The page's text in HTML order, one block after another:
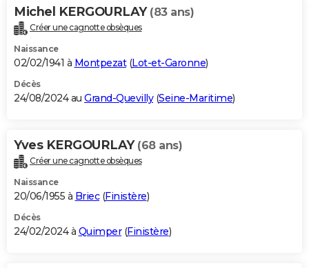
Michel KERGOURLAY (83 ans)
Créer une cagnotte obsèques
Naissance
02/02/1941 à Montpezat(Lot-et-Garonne)
Décès
24/08/2024 au Grand-Quevilly(Seine-Maritime)
Yves KERGOURLAY (68 ans)
Créer une cagnotte obsèques
Naissance
20/06/1955 à Briec(Finistère)
Décès
24/02/2024 à Quimper(Finistère)